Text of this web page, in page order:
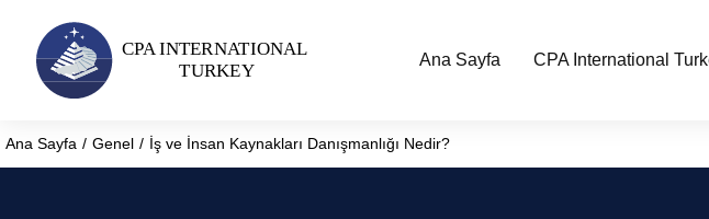
Ana Sayfa CPA International
You are here:
Ana Sayfa Genel İş ve İnsan Kaynakları Danışmanlığı Nedir?